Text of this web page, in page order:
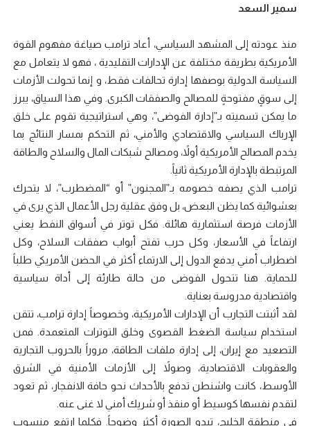
سمير السعد
منذ عودته إلى المشهد السياسي، أعاد ترامب صياغة مفهوم القوة
الأمريكية بطريقة مختلفة عن الإدارات التقليدية ، فهو لا يتعامل مع
السياسة الدولية بوصفها إدارة تحالفات فقط، و إنما تحولت الأزمات
إلى سوقٍ مفتوحةٍ للمصالح والصفقات الكبرى. وفي هذا السياق، يبرز
ما يمكن تسميته بـ”إدارة الفوضى”، وهي استراتيجية تقوم على خلق
الإرباك السياسي والاقتصادي والأمني، ثم التحكم بمسار النتائج بما
يخدم المصالح الأمريكية أولاً، ومصالح شبكات المال والسلاح والطاقة
المرتبطة بالإدارة الأمريكية ثانياً.
ترامب الذي يصفه خصومه بـ”المجنون” أو “المضطرب”، لا يتحرك
بعشوائية كما يظن البعض، بل وفق عقلية رجل الأعمال الذي يرى في
الأزمات فرصة استثمارية هائلة. فكل توتر في أسواق النفط يعني
ارتفاعاً في الأسعار، وكل حرب تفتح أبواب صفقات السلاح، وكل
اضطراب أمني يدفع الدول إلى الارتماء أكثر في الحضن الأمريكي طلباً
للحماية. هنا تتحول الفوضى من حالة طارئة إلى أداة سياسية
واقتصادية مدروسة بعناية.
لقد أثبتت التجارب أن الإدارات الأمريكية، وخصوصاً إدارة ترامب، تتقن
استخدام سياسة الضغط القصوى وخلق التوترات المتعمدة. فمن
التصعيد مع إيران، إلى إدارة ملفات الطاقة، مروراً بالحروب التجارية
والعقوبات الاقتصادية، وصولاً إلى الأزمات الأمنية في الشرق
الأوسط، كانت واشنطن تدفع بالأحداث نحو حافة الانفجار، ثم تعود
لتقدم نفسها كوسيط أو منقذ أو شريك أمني لا غنى عنه.
في منطقة الخليج، تبدو الصورة أكثر وضوحاً. فكلما ارتفع منسوب